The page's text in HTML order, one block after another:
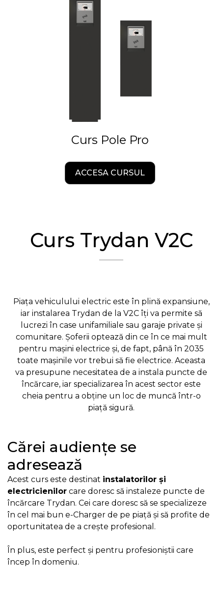
Curs Pole Pro
ACCESA CURSUL
Curs Trydan V2C
Piața vehiculului electric este în plină expansiune,
iar instalarea Trydan de la V2C îți va permite să
lucrezi în case unifamiliale sau garaje private și
comunitare. Șoferii optează din ce în ce mai mult
pentru mașini electrice și, de fapt, până în 2035
toate mașinile vor trebui să fie electrice. Aceasta
va presupune necesitatea de a instala puncte de
încărcare, iar specializarea în acest sector este
cheia pentru a obține un loc de muncă într-o
piață sigură.
Cărei audiențe se
adresează
Acest curs este destinat instalatorilor și
electricienilor care doresc să instaleze puncte de
încărcare Trydan. Cei care doresc să se specializeze
în cel mai bun e-Charger de pe piață și să profite de
oportunitatea de a crește profesional.
În plus, este perfect și pentru profesioniștii care
încep în domeniu.